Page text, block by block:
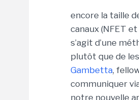
encore la taille
canaux (NFET
s’agit d’une
plutôt que de
Gambetta,
communiquer
notre nouvelle